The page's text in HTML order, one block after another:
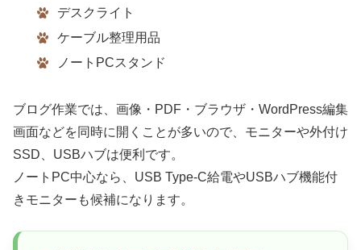
デスクライト
ケーブル整理用品
ノートPCスタンド
ブログ作業では、画像・PDF・ブラウザ・WordPress編集
画面などを同時に開くことが多いので、モニターや外付け
SSD、USBハブは便利です。
ノートPC中心なら、USB Type-C給電やUSBハブ機能付
きモニターも候補になります。